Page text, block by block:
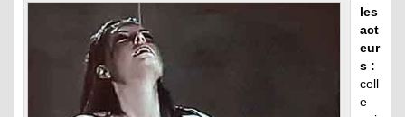
les
act
eur
s :
cell
e